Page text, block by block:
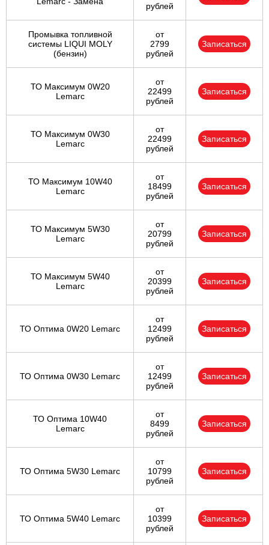
рублей
Промывка топливной
системы LIQUI MOLY
(бензин)
от
2799
рублей
Записаться
ТО Максимум 0W20
Lemarc
от
22499
рублей
Записаться
ТО Максимум 0W30
Lemarc
от
22499
рублей
Записаться
ТО Максимум 10W40
Lemarc
от
18499
рублей
Записаться
ТО Максимум 5W30
Lemarc
от
20799
рублей
Записаться
ТО Максимум 5W40
Lemarc
от
20399
рублей
Записаться
ТО Оптима 0W20 Lemarc
от
12499
рублей
Записаться
ТО Оптима 0W30 Lemarc
от
12499
рублей
Записаться
ТО Оптима 10W40
Lemarc
от
8499
рублей
Записаться
ТО Оптима 5W30 Lemarc
от
10799
рублей
Записаться
ТО Оптима 5W40 Lemarc
от
10399
рублей
Записаться